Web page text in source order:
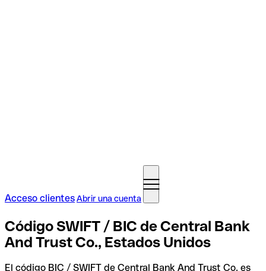
Acceso clientesAbrir una cuenta
Código SWIFT / BIC de Central Bank
And Trust Co., Estados Unidos
El código BIC / SWIFT de Central Bank And Trust Co. es